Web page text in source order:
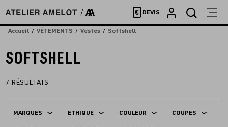
directement
au
€ DEVIS
Accueil VÊTEMENTS Vestes Softshell
SOFTSHELL
7 RÉSULTATS
MARQUES ETHIQUE COULEUR COUPES